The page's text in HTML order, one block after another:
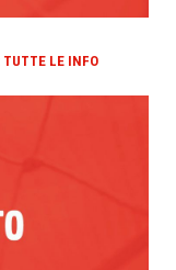
LE INFO